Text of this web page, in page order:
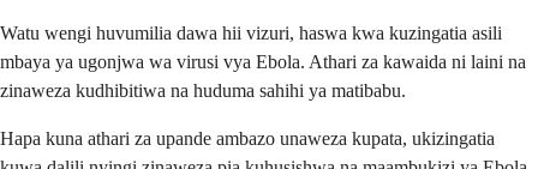
Watu wengi huvumilia dawa hii vizuri, haswa kwa kuzingatia asili
mbaya ya ugonjwa wa virusi vya Ebola. Athari za kawaida ni laini na
zinaweza kudhibitiwa na huduma sahihi ya matibabu.
Hapa kuna athari za upande ambazo unaweza kupata, ukizingatia